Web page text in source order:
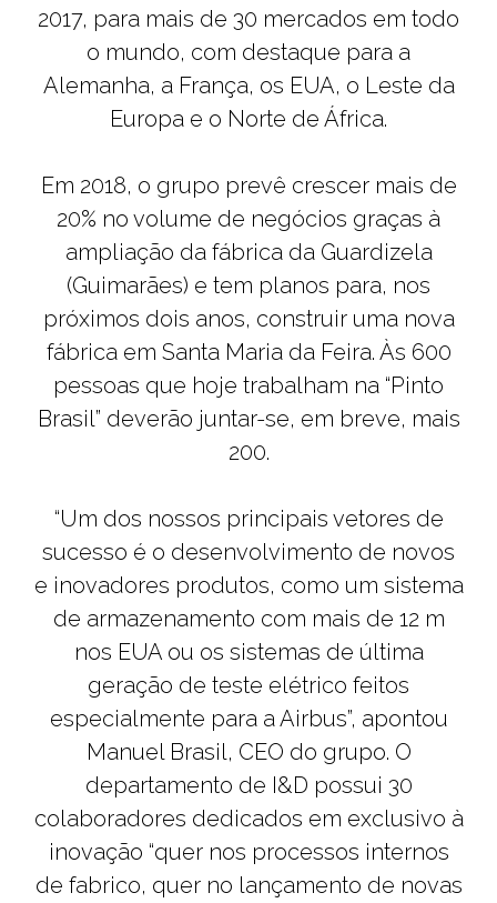
2017, para mais de 30 mercados em todo
o mundo, com destaque para a
Alemanha, a França, os EUA, o Leste da
Europa e o Norte de África.
Em 2018, o grupo prevê crescer mais de
20% no volume de negócios graças à
ampliação da fábrica da Guardizela
(Guimarães) e tem planos para, nos
próximos dois anos, construir uma nova
fábrica em Santa Maria da Feira. Às 600
pessoas que hoje trabalham na “Pinto
Brasil” deverão juntar-se, em breve, mais
200.
“Um dos nossos principais vetores de
sucesso é o desenvolvimento de novos
e inovadores produtos, como um sistema
de armazenamento com mais de 12 m
nos EUA ou os sistemas de última
geração de teste elétrico feitos
especialmente para a Airbus”, apontou
Manuel Brasil, CEO do grupo. O
departamento de I&D possui 30
colaboradores dedicados em exclusivo à
inovação “quer nos processos internos
de fabrico, quer no lançamento de novas